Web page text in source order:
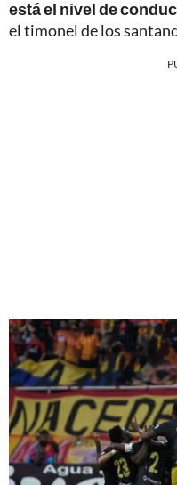
está el nivel de
el timonel de los